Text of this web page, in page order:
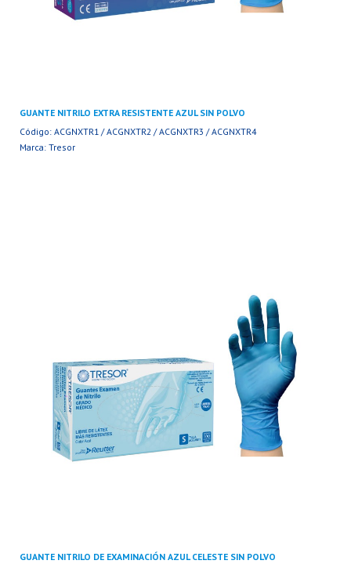
GUANTE NITRILO EXTRA RESISTENTE AZUL SIN POLVO
Código: ACGNXTR1 / ACGNXTR2 / ACGNXTR3 / ACGNXTR4
Marca: Tresor
GUANTE NITRILO DE EXAMINACIÓN AZUL CELESTE SIN POLVO